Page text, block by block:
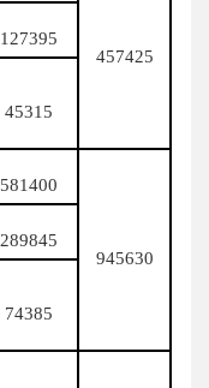
457425
127395
45315
581400
945630
289845
74385